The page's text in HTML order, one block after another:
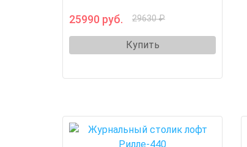
25990 руб. 29630 ₽
Купить